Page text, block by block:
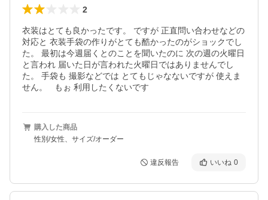
2
衣装はとても良かったです。 ですが 正直問い合わせなどの
対応と 衣装手袋の作りがとても酷かったのがショックでし
た。 最初は今週届くとのことを聞いたのに 次の週の火曜日
と言われ 届いた日が言われた火曜日ではありませんでし
た。 手袋も 撮影などでは とてもじゃなないですが 使えま
せん。   もぉ 利用したくないです
購入した商品
性別/女性、サイズ/オーダー
違反報告 いいね 0